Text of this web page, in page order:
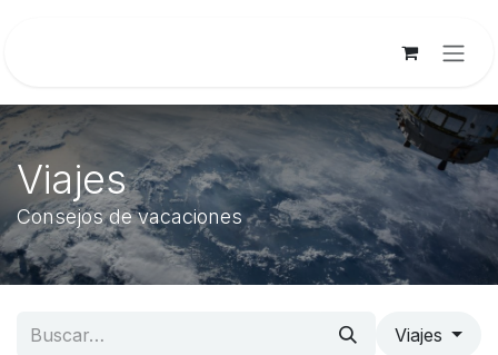
Viajes
Consejos de vacaciones
Viajes